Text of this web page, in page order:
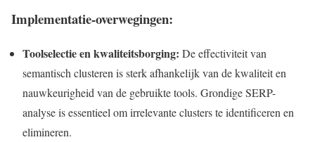
Implementatie-overwegingen:
Toolselectie en kwaliteitsborging: De effectiviteit van
semantisch clusteren is sterk afhankelijk van de kwaliteit en
nauwkeurigheid van de gebruikte tools. Grondige SERP-
analyse is essentieel om irrelevante clusters te identificeren en
elimineren.